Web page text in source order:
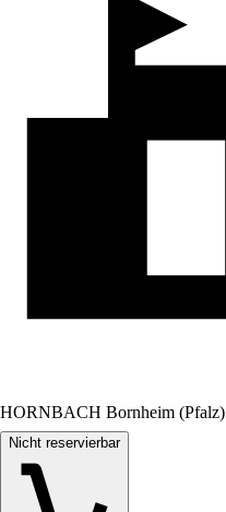
HORNBACH Bornheim (Pfalz)
Nicht reservierbar